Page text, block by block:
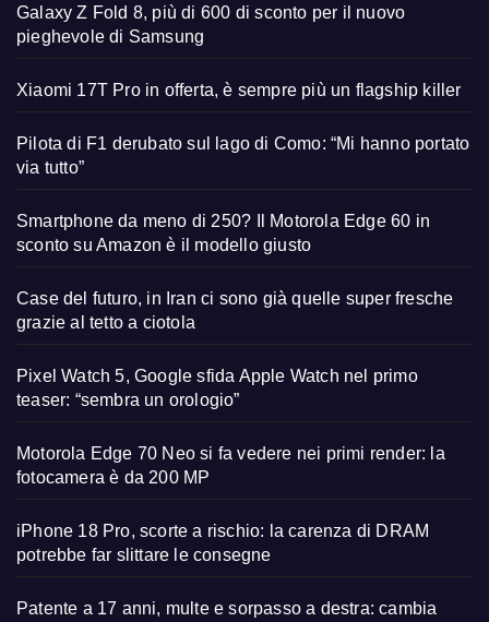
Galaxy Z Fold 8, più di 600 di sconto per il nuovo
pieghevole di Samsung
Xiaomi 17T Pro in offerta, è sempre più un flagship killer
Pilota di F1 derubato sul lago di Como: “Mi hanno portato
via tutto”
Smartphone da meno di 250? Il Motorola Edge 60 in
sconto su Amazon è il modello giusto
Case del futuro, in Iran ci sono già quelle super fresche
grazie al tetto a ciotola
Pixel Watch 5, Google sfida Apple Watch nel primo
teaser: “sembra un orologio”
Motorola Edge 70 Neo si fa vedere nei primi render: la
fotocamera è da 200 MP
iPhone 18 Pro, scorte a rischio: la carenza di DRAM
potrebbe far slittare le consegne
Patente a 17 anni, multe e sorpasso a destra: cambia